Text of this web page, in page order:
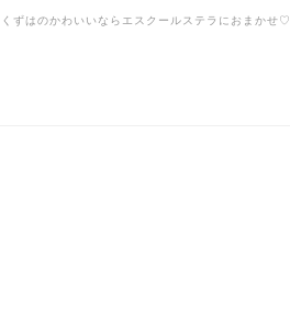
くずはのかわいいならエスクールステラにおまかせ♡